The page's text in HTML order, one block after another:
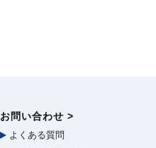
お問い合わせ >
よくある質問